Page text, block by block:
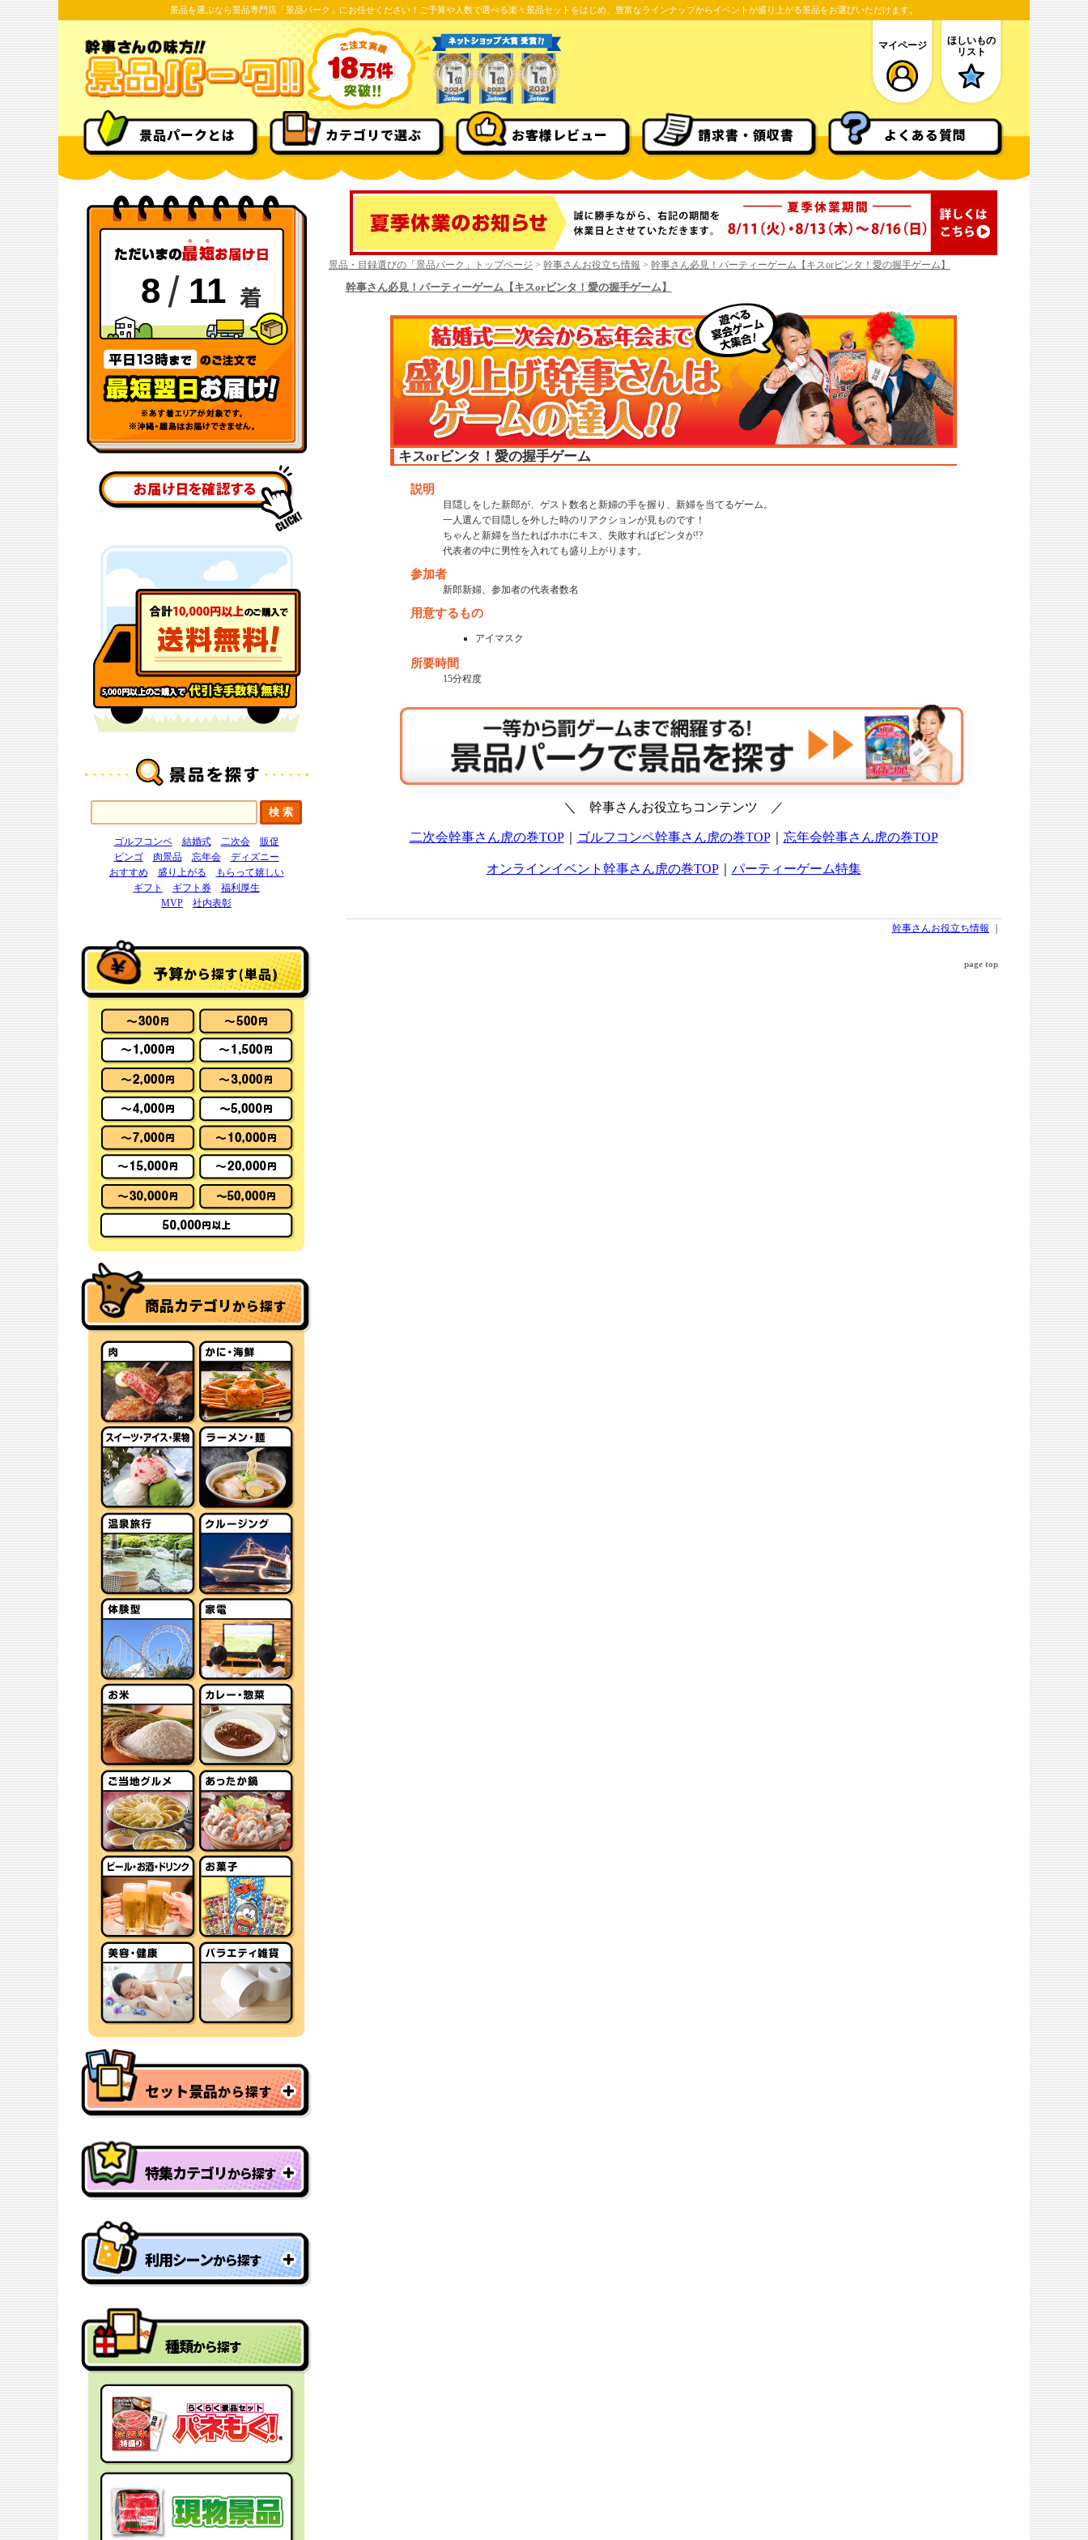
景品を選ぶなら景品専門店「景品パーク」にお任せください！ご予算や人数で選べる楽々景品セットをはじめ、豊富なラインナップからイベントが盛り上がる景品をお選びいただけます。
マイページ
ほしいもの
リスト
景品パークとは カテゴリで選ぶ お客様レビュー 請求書・領収書 よくある質問
8 / 11 着
ゴルフコンペ 結婚式 二次会
販促
ビンゴ
肉景品 忘年会
ディズニー
おすすめ
盛り上がる
もらって嬉しい
ギフト
ギフト券
福利厚生
MVP
社内表彰
予算から探す(単品)
商品カテゴリから探す
セット景品から探す
特集カテゴリから探す
型抜きパネル景品
一年分景品
参加賞・残念賞
スペシャルプライス
迷った時にはコレ！
盛り上げたい時はコレ！
利用シーンから探す
ゴルフコンペの景品
ビンゴ景品
宴会の景品
社内表彰の景品
種類から探す
景品・目録選びの「景品パーク」トップページ > 幹事さんお役立ち情報 > 幹事さん必見！パーティーゲーム【キスorビンタ！愛の握手ゲーム】
幹事さん必見！パーティーゲーム【キスorビンタ！愛の握手ゲーム】
キスorビンタ！愛の握手ゲーム
説明
目隠しをした新郎が、ゲスト数名と新婦の手を握り、新婦を当てるゲーム。
一人選んで目隠しを外した時のリアクションが見ものです！
ちゃんと新婦を当たればホホにキス、失敗すればビンタが!?
代表者の中に男性を入れても盛り上がります。
参加者
新郎新婦、参加者の代表者数名
用意するもの
アイマスク
所要時間
15分程度
幹事さんお役立ち情報
page top